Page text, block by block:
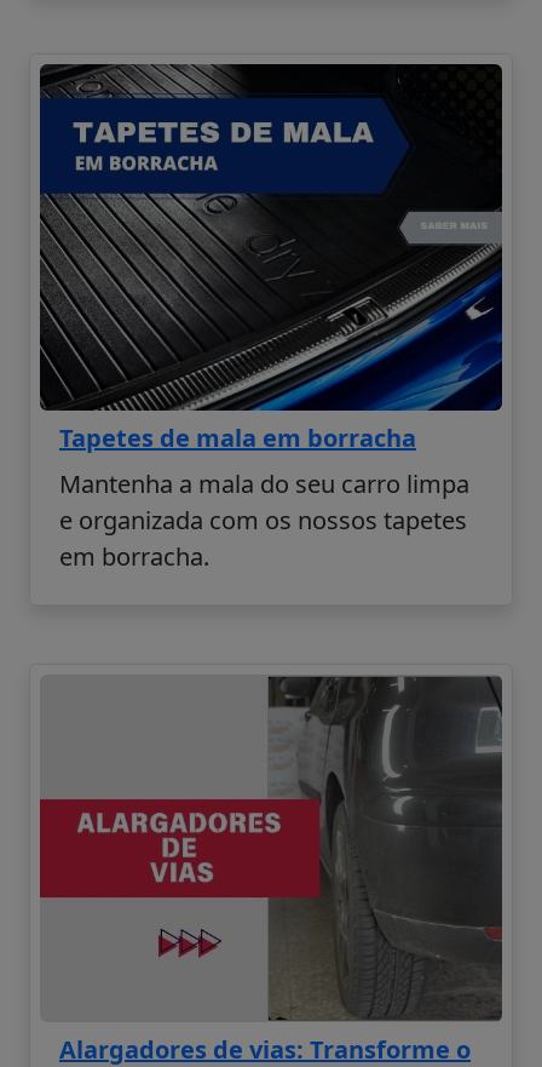
Tapetes de mala em borracha
Mantenha a mala do seu carro limpa
e organizada com os nossos tapetes
em borracha.
Alargadores de vias: Transforme o